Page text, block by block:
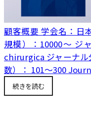
顧客概要 学会名：日
規模）：10000～ ジ
chirurgica ジャーナル
数）： 101～300
続きを読む